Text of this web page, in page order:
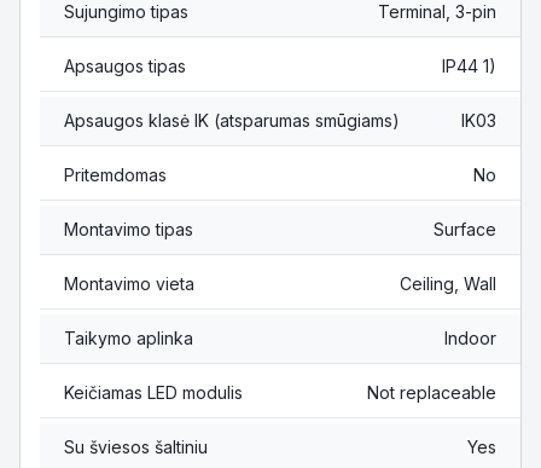
Sujungimo tipas Terminal, 3-pin
Apsaugos tipas IP44 1)
Apsaugos klasė IK (atsparumas smūgiams) IK03
Pritemdomas No
Montavimo tipas Surface
Montavimo vieta Ceiling, Wall
Taikymo aplinka Indoor
Keičiamas LED modulis Not replaceable
Su šviesos šaltiniu Yes